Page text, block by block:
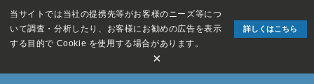
当サイトでは当社の提携先等がお客様のニーズ等につ
いて調査・分析したり、お客様にお勧めの広告を表示
する目的で Cookie を使用する場合があります。
詳しくはこちら
×